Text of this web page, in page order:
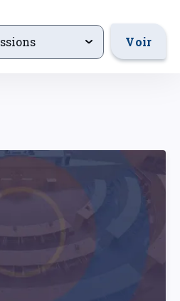
Voir